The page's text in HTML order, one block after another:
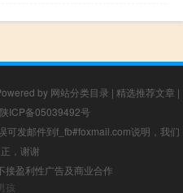
by 网站分类目录 | 精选推荐文章 |
陕ICP备05039492号
可发邮件到f_fb#foxmail.com说明，我们
，谢谢
接盈利性广告及商业合作
孩